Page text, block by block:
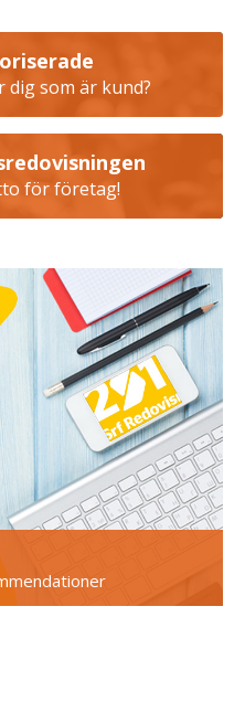
dig som är kund?
för företag!